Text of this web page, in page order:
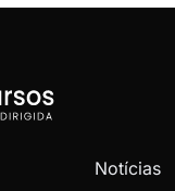
Notícias